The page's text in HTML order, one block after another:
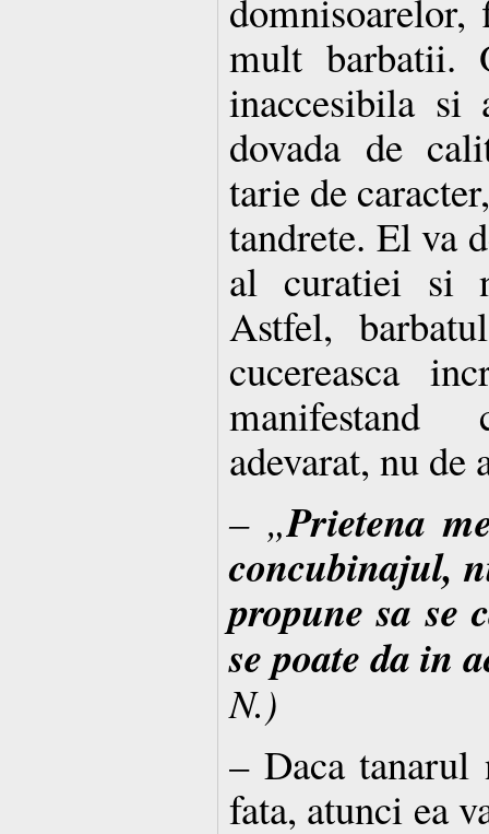
mult barbatii.
inaccesibila si
dovada de
tarie de
tandrete. El va
al curatiei si
Astfel,
cucereasca
adevarat, nu de
– „Prietena
concubinajul,
propune sa se
se poate da in
N.)
– Daca tanarul
fata, atunci ea